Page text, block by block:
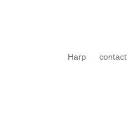
Harp contact